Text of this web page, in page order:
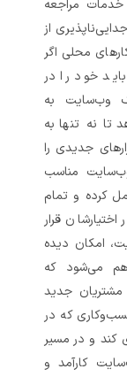
خدمات مراجعه
از
محلی اگر
خود را در
وب‌سایت به
تا نه تنها به
جدیدی را
مناسب
ویترین 24 ساعته عمل کرده و تمام
قرار
امکان دیده
می‌شود که
جدید
که در
کند و در مسیر
کارآمد و